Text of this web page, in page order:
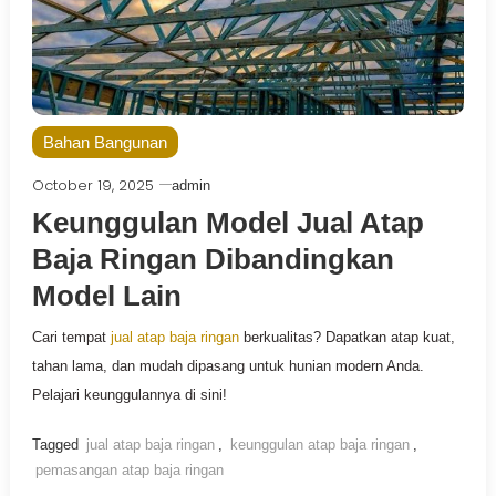
Bahan Bangunan
October 19, 2025 admin
Keunggulan Model Jual Atap
Baja Ringan Dibandingkan
Model Lain
Cari tempat jual atap baja ringanberkualitas? Dapatkan atap kuat,
tahan lama, dan mudah dipasang untuk hunian modern Anda.
Pelajari keunggulannya di sini!
Tagged jual atap baja ringan keunggulan atap baja ringan
pemasangan atap baja ringan